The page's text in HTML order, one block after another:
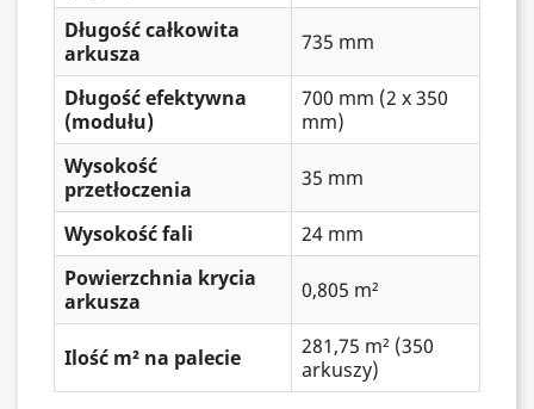
Długość całkowita
arkusza
735 mm
Długość efektywna
(modułu)
700 mm (2 x 350
mm)
Wysokość
przetłoczenia
35 mm
Wysokość fali
24 mm
Powierzchnia krycia
arkusza
0,805 m²
Ilość m² na palecie
281,75 m² (350
arkuszy)